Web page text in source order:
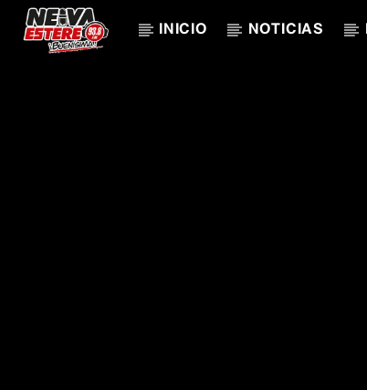
INICIO NOTICIAS